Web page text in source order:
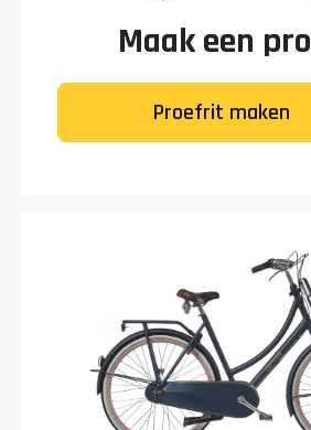
Maak een
Proefrit maken